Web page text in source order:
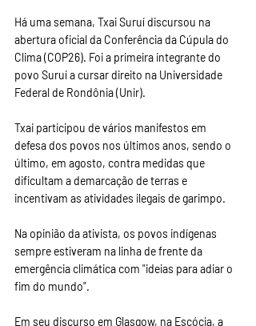
Há uma semana, Txai Suruí discursou na
abertura oficial da Conferência da Cúpula do
Clima (COP26). Foi a primeira integrante do
povo Suruí a cursar direito na Universidade
Federal de Rondônia (Unir).
Txai participou de vários manifestos em
defesa dos povos nos últimos anos, sendo o
último, em agosto, contra medidas que
dificultam a demarcação de terras e
incentivam as atividades ilegais de garimpo.
Na opinião da ativista, os povos indígenas
sempre estiveram na linha de frente da
emergência climática com "ideias para adiar o
fim do mundo".
Em seu discurso em Glasgow, na Escócia, a